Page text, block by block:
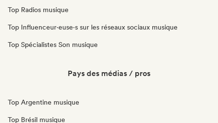
Top Radios musique
Top Influenceur·euse·s sur les réseaux sociaux musique
Top Spécialistes Son musique
Pays des médias / pros
Top Argentine musique
Top Brésil musique